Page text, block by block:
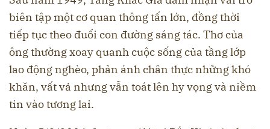
biên tập một cơ quan thông tấn lớn, đồng thời
tiếp tục theo đuổi con đường sáng tác. Thơ của
ông thường xoay quanh cuộc sống của tầng lớp
lao động nghèo, phản ánh chân thực những khó
khăn, vất vả nhưng vẫn toát lên hy vọng và niềm
tin vào tương lai.